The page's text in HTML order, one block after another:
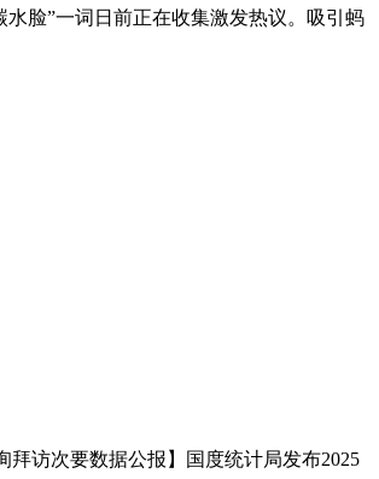
脸”一词日前正在收集激发热议。吸引蚂
拜访次要数据公报】国度统计局发布2025